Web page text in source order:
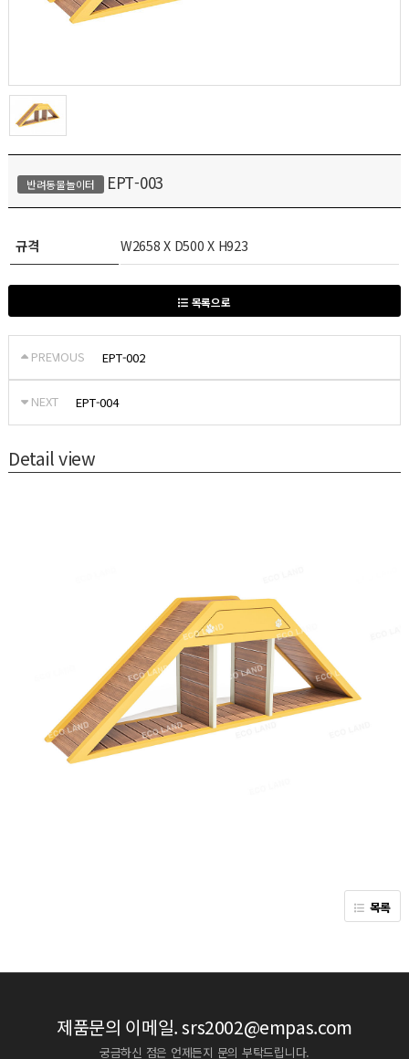
반려동물놀이터 EPT-003
규격 W2658 X D500 X H923
목록으로
PREVIOUS EPT-002
NEXT EPT-004
Detail view
목록
제품문의 이메일.srs2002@empas.com
궁금하신 점은 언제든지 문의 부탁드립니다.